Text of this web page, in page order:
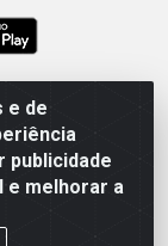
e de
publicidade
e melhorar a
Filho, 291 -
- CNPJ